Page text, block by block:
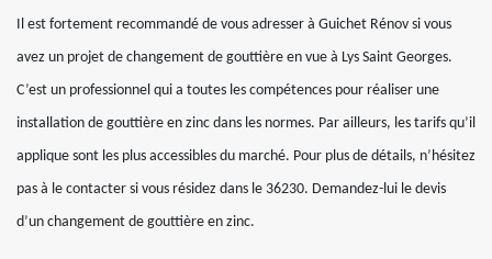
Il est fortement recommandé de vous adresser à Guichet Rénov si vous
avez un projet de changement de gouttière en vue à Lys Saint Georges.
C’est un professionnel qui a toutes les compétences pour réaliser une
installation de gouttière en zinc dans les normes. Par ailleurs, les tarifs qu’il
applique sont les plus accessibles du marché. Pour plus de détails, n’hésitez
pas à le contacter si vous résidez dans le 36230. Demandez-lui le devis
d’un changement de gouttière en zinc.